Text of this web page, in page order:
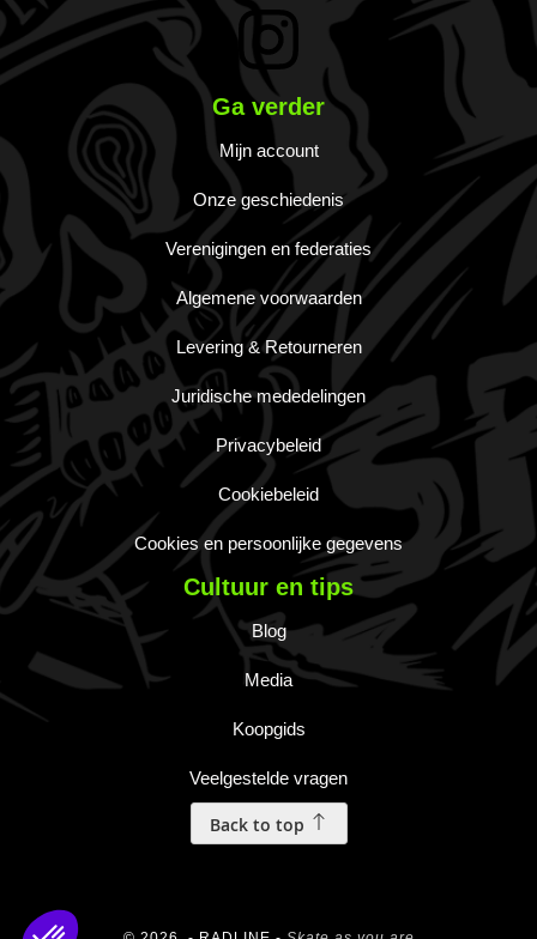
Ga verder
Mijn account
Onze geschiedenis
Verenigingen en federaties
Algemene voorwaarden
Levering & Retourneren
Juridische mededelingen
Privacybeleid
Cookiebeleid
Cookies en persoonlijke gegevens
Cultuur en tips
Blog
Media
Koopgids
Veelgestelde vragen
Back to top